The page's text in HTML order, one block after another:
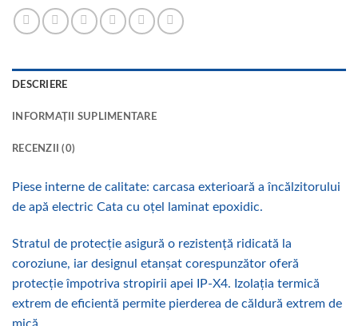
DESCRIERE
INFORMAȚII SUPLIMENTARE
RECENZII (0)
Piese interne de calitate: carcasa exterioară a încălzitorului
de apă electric Cata cu oțel laminat epoxidic.
Stratul de protecție asigură o rezistență ridicată la
coroziune, iar designul etanșat corespunzător oferă
protecție împotriva stropirii apei IP-X4. Izolația termică
extrem de eficientă permite pierderea de căldură extrem de